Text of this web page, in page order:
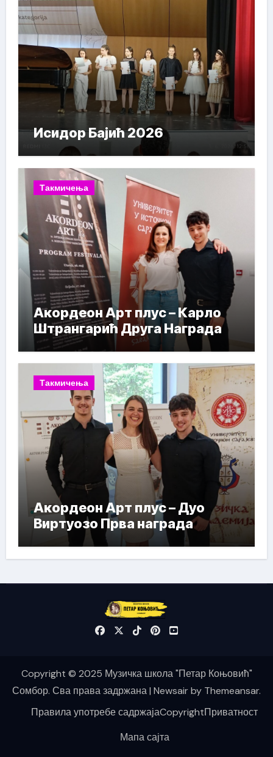
Исидор Бајић 2026
Такмичења
Акордеон Арт плус – Карло
Штрангарић Друга Награда
Такмичења
Акордеон Арт плус – Дуо
Виртуозо Прва награда
Copyright © 2025 Музичка школа "Петар Коњовић"
Сомбор. Сва права задржана| Newsairby Themeansar.
Правила употребе садржајаCopyrightПриватност
Мапа сајта